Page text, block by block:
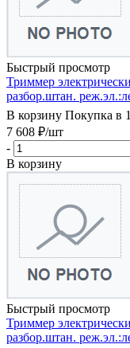
Быстрый просмотр
Триммер
разбор.штан.
В корзину Покупка в
7 608 ₽/шт
-
В корзину
Быстрый просмотр
Триммер
разбор.штан.